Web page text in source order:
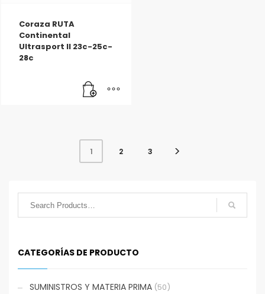
Coraza RUTA
Continental
Ultrasport II 23c-25c-
28c
1 2 3
CATEGORÍAS DE PRODUCTO
SUMINISTROS Y MATERIA PRIMA (50)